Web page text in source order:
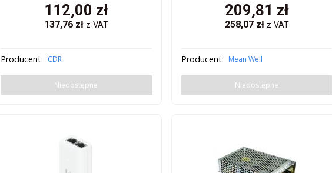
112,00 zł
137,76zł z VAT
Producent: CDR
Niedostępne
209,81 zł
258,07zł z VAT
Producent: Mean Well
Niedostępne